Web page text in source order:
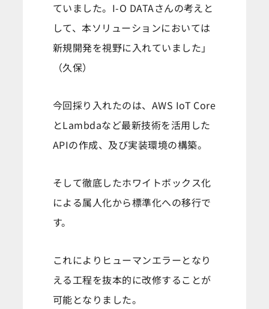
ていました。I-O DATAさんの考えと
して、本ソリューションにおいては
新規開発を視野に入れていました」
（久保）
今回採り入れたのは、AWS IoT Core
とLambdaなど最新技術を活用した
APIの作成、及び実装環境の構築。
そして徹底したホワイトボックス化
による属人化から標準化への移行で
す。
これによりヒューマンエラーとなり
える工程を抜本的に改修することが
可能となりました。